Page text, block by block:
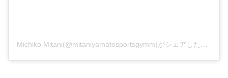
Michiko Mitani(@mitaniyamatosportsgymm)がシェアした投稿